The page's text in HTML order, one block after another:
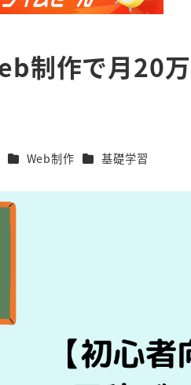
制作で月20
カテゴリー
Web制作 カテゴリー
基礎学習